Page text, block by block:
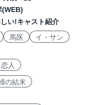
(WEB)
い!キャスト紹介
馬医
イ・サン
恋人
の結末